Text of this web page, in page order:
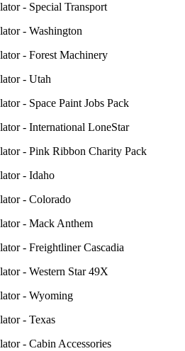
- Special Transport
- Washington
- Forest Machinery
- Utah
- Space Paint Jobs Pack
- International LoneStar
- Pink Ribbon Charity Pack
- Idaho
- Colorado
- Mack Anthem
- Freightliner Cascadia
- Western Star 49X
- Wyoming
- Texas
- Cabin Accessories